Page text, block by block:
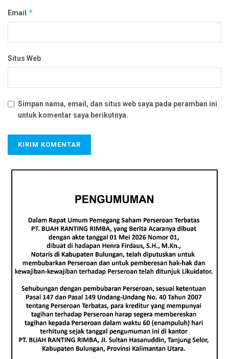
Email *
Situs Web
Simpan nama, email, dan situs web saya pada peramban ini
untuk komentar saya berikutnya.